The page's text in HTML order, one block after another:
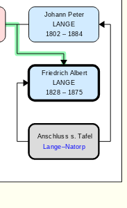
Johann Peter
LANGE
1802 – 1884
Friedrich Albert
LANGE
1828 – 1875
Anschluss s. Tafel
Lange–Natorp